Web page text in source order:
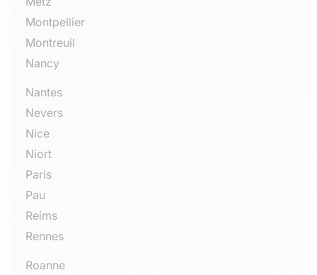
Montpellier
Montreuil
Nancy
Nantes
Nevers
Nice
Niort
Paris
Pau
Reims
Rennes
Roanne